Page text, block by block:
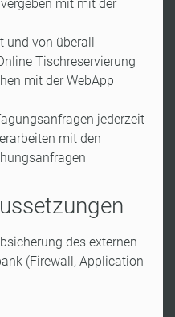
mit mit der
und von überall
Tischreservierung
mit der WebApp
jederzeit
mit den
des externen
(Firewall, Application